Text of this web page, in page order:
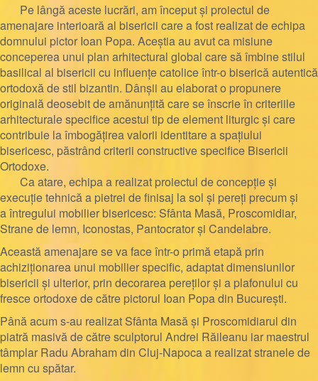
Pe lângă aceste lucrări, am început și proiectul de
amenajare interioară al bisericii care a fost realizat de echipa
domnului pictor Ioan Popa. Aceștia au avut ca misiune
conceperea unui plan arhitectural global care să îmbine stilul
basilical al bisericii cu influențe catolice într-o biserică autentică
ortodoxă de stil bizantin. Dânșii au elaborat o propunere
originală deosebit de amănunțită care se înscrie în criteriile
arhitecturale specifice acestui tip de element liturgic și care
contribuie la îmbogățirea valorii identitare a spațiului
bisericesc, păstrând criterii constructive specifice Bisericii
Ortodoxe.
Ca atare, echipa a realizat proiectul de concepție și
execuție tehnică a pietrei de finisaj la sol și pereți precum și
aîntregului mobilier bisericesc: Sfânta Masă, Proscomidiar,
Strane de lemn, Iconostas, Pantocrator și Candelabre.
Această amenajare se va face într-o primă etapă prin
achiziționarea unui mobilier specific, adaptat dimensiunilor
bisericii și ulterior, prin decorarea pereților și a plafonului cu
fresce ortodoxe de către pictorul Ioan Popa din București.
Până acum s-au realizat Sfânta Masă și Proscomidiarul din
piatră masivă de către sculptorul Andrei Răileanu iar maestrul
tâmplar Radu Abraham din Cluj-Napoca a realizat stranele de
lemn cu spătar.